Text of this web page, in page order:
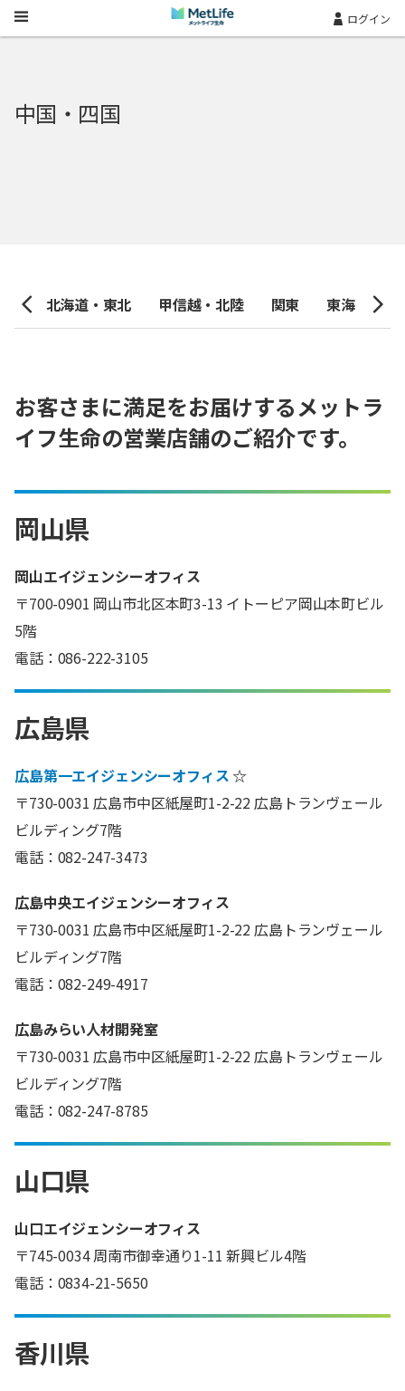
Skip Navigation ログイン
中国・四国
北海道・東北 甲信越・北陸 関東 東海 近
お客さまに満足をお届けするメットラ
イフ生命の営業店舗のご紹介です。
岡山県
岡山エイジェンシーオフィス
〒700-0901 岡山市北区本町3-13 イトーピア岡山本町ビル
5階
電話：086-222-3105
広島県
広島第一エイジェンシーオフィス☆
〒730-0031 広島市中区紙屋町1-2-22 広島トランヴェール
ビルディング7階
電話：082-247-3473
広島中央エイジェンシーオフィス
〒730-0031 広島市中区紙屋町1-2-22 広島トランヴェール
ビルディング7階
電話：082-249-4917
広島みらい人材開発室
〒730-0031 広島市中区紙屋町1-2-22 広島トランヴェール
ビルディング7階
電話：082-247-8785
山口県
山口エイジェンシーオフィス
〒745-0034 周南市御幸通り1-11 新興ビル4階
電話：0834-21-5650
香川県